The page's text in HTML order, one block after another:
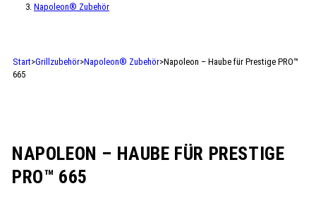
Napoleon® Zubehör
Start>Grillzubehör>Napoleon® Zubehör>Napoleon – Haube für Prestige PRO™
665
NAPOLEON – HAUBE FÜR PRESTIGE
PRO™ 665